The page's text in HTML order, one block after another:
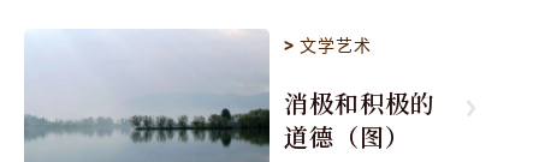
>文学艺术
消极和积极的
道德（图）